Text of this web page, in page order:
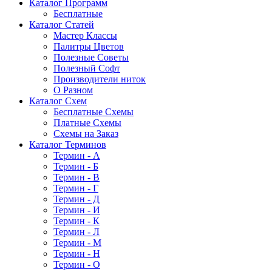
Каталог Программ
Бесплатные
Каталог Статей
Мастер Классы
Палитры Цветов
Полезные Советы
Полезный Софт
Производители ниток
О Разном
Каталог Схем
Бесплатные Схемы
Платные Схемы
Схемы на Заказ
Каталог Терминов
Термин - А
Термин - Б
Термин - В
Термин - Г
Термин - Д
Термин - И
Термин - К
Термин - Л
Термин - М
Термин - Н
Термин - О